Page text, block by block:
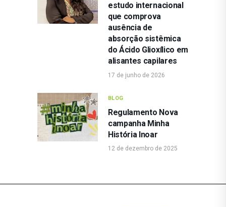
estudo internacional
que comprova
ausência de
absorção sistêmica
do Ácido Glioxílico em
alisantes capilares
17 de junho de 2026
BLOG
Regulamento Nova
campanha Minha
História Inoar
12 de dezembro de 2025